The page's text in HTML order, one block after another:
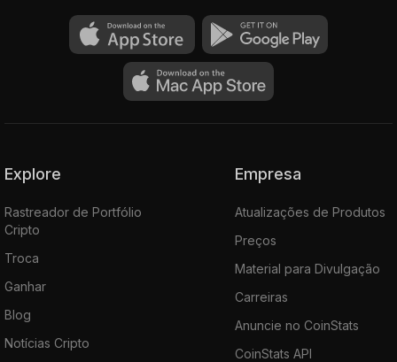
Explore
Rastreador de Portfólio
Cripto
Troca
Ganhar
Blog
Notícias Cripto
Empresa
Atualizações de Produtos
Preços
Material para Divulgação
Carreiras
Anuncie no CoinStats
CoinStats API